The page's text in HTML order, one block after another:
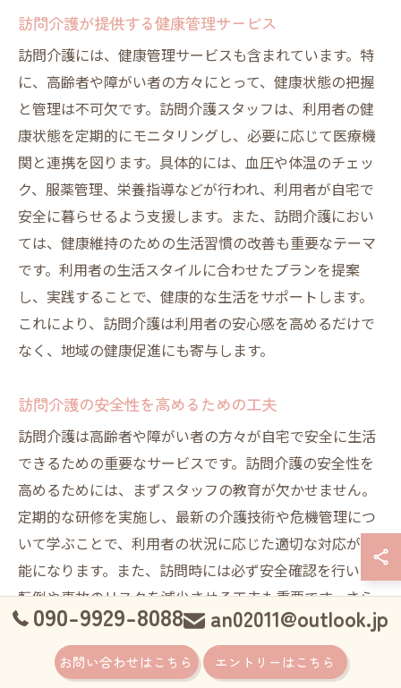
訪問介護が提供する健康管理サービス
訪問介護には、健康管理サービスも含まれています。特
に、高齢者や障がい者の方々にとって、健康状態の把握
と管理は不可欠です。訪問介護スタッフは、利用者の健
康状態を定期的にモニタリングし、必要に応じて医療機
関と連携を図ります。具体的には、血圧や体温のチェッ
ク、服薬管理、栄養指導などが行われ、利用者が自宅で
安全に暮らせるよう支援します。また、訪問介護におい
ては、健康維持のための生活習慣の改善も重要なテーマ
です。利用者の生活スタイルに合わせたプランを提案
し、実践することで、健康的な生活をサポートします。
これにより、訪問介護は利用者の安心感を高めるだけで
なく、地域の健康促進にも寄与します。
訪問介護の安全性を高めるための工夫
訪問介護は高齢者や障がい者の方々が自宅で安全に生活
できるための重要なサービスです。訪問介護の安全性を
高めるためには、まずスタッフの教育が欠かせません。
定期的な研修を実施し、最新の介護技術や危機管理につ
いて学ぶことで、利用者の状況に応じた適切な対応が可
能になります。また、訪問時には必ず安全確認を行い、
転倒や事故のリスクを減少させる工夫も重要です。さら
に、利用者の家族と連携し、ケア計画の見直しを行うこ
とで、変化するニーズに柔軟に対応することができま
す。地域のコミュニティとも連携し、情報共有や緊急時
090-9929-8088 an02011@outlook.jp
お問い合わせはこちら エントリーはこちら